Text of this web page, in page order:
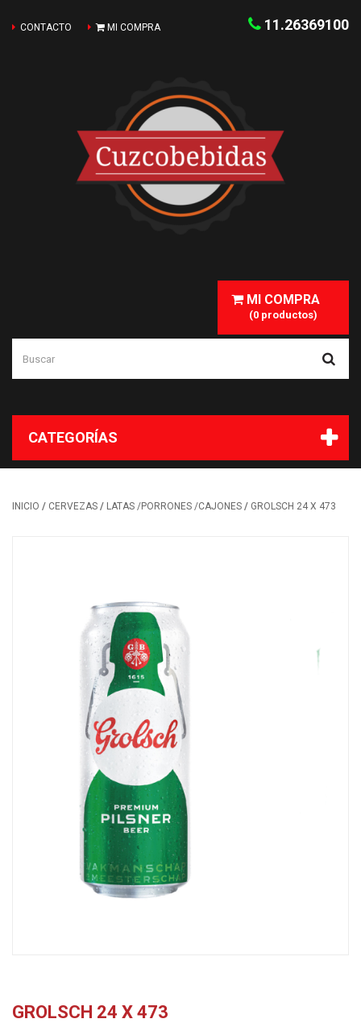
CONTACTO MI COMPRA 11.26369100
MI COMPRA
(0 productos)
CATEGORÍAS
INICIO / CERVEZAS / LATAS /PORRONES /CAJONES / GROLSCH 24 X 473
GROLSCH 24 X 473